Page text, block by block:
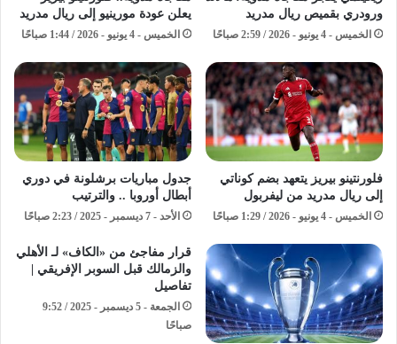
ورودري بقميص ريال مدريد
الخميس - 4 يونيو - 2026 / 2:59 صباحًا
يعلن عودة مورينيو إلى ريال مدريد
الخميس - 4 يونيو - 2026 / 1:44 صباحًا
فلورنتينو بيريز يتعهد بضم كوناتي
إلى ريال مدريد من ليفربول
الخميس - 4 يونيو - 2026 / 1:29 صباحًا
جدول مباريات برشلونة في دوري
أبطال أوروبا .. والترتيب
الأحد - 7 ديسمبر - 2025 / 2:23 صباحًا
قرار مفاجئ من «الكاف» لـ الأهلي
والزمالك قبل السوبر الإفريقي |
تفاصيل
الجمعة - 5 ديسمبر - 2025 / 9:52
صباحًا